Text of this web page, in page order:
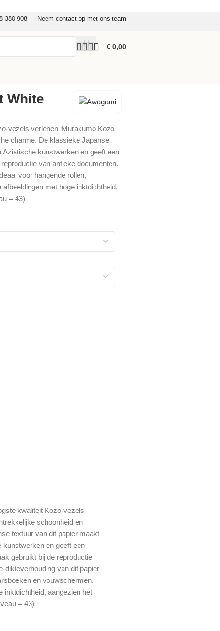
380 908 Neem contact op met ons team
€ 0,00
White
vezels verlenen ‘Murakumo Kozo
charme. De klassieke Japanse
kunstwerken en geeft een
van antieke documenten.
voor hangende rollen,
met hoge inktdichtheid,
= 43)
kwaliteit Kozo-vezels
schoonheid en
textuur van dit papier maakt
kunstwerken en geeft een
gebruikt bij de reproductie
dikteverhouding van dit papier
en vouwschermen.
inktdichtheid, aangezien het
= 43)